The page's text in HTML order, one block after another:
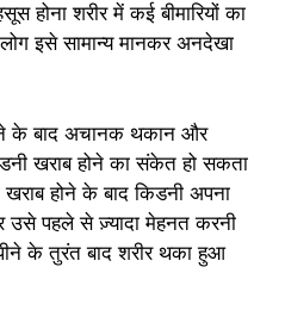
होना शरीर में कई बीमारियों का
इसे सामान्य मानकर अनदेखा
के बाद अचानक थकान और
खराब होने का संकेत हो सकता
खराब होने के बाद किडनी अपना
उसे पहले से ज़्यादा मेहनत करनी
के तुरंत बाद शरीर थका हुआ